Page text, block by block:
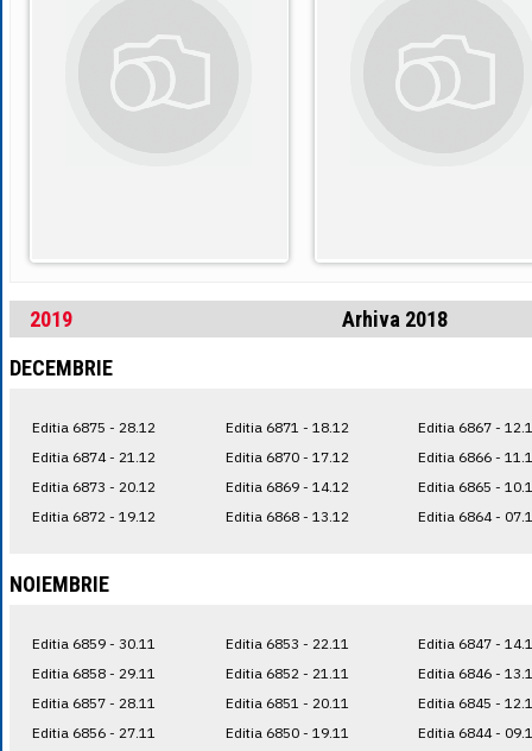
2019
Arhiva 2018
DECEMBRIE
Editia 6875 - 28.12
Editia 6874 - 21.12
Editia 6873 - 20.12
Editia 6872 - 19.12
Editia 6871 - 18.12
Editia 6870 - 17.12
Editia 6869 - 14.12
Editia 6868 - 13.12
Editia 6867 -
Editia 6866 -
Editia 6865 -
Editia 6864 -
NOIEMBRIE
Editia 6859 - 30.11
Editia 6858 - 29.11
Editia 6857 - 28.11
Editia 6856 - 27.11
Editia 6853 - 22.11
Editia 6852 - 21.11
Editia 6851 - 20.11
Editia 6850 - 19.11
Editia 6847 -
Editia 6846 -
Editia 6845 -
Editia 6844 -